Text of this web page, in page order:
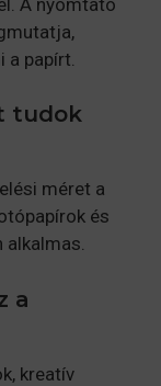
a papírt.
tudok
méret a
és
alkalmas.
a
kreatív